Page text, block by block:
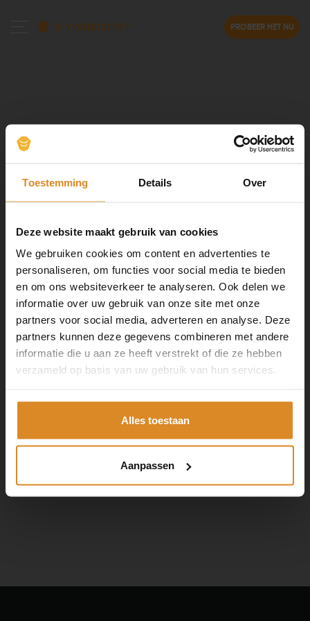
Toestemming Details Over
Deze website maakt gebruik van cookies
We gebruiken cookies om content en advertenties te
personaliseren, om functies voor social media te bieden
en om ons websiteverkeer te analyseren. Ook delen we
informatie over uw gebruik van onze site met onze
partners voor social media, adverteren en analyse. Deze
partners kunnen deze gegevens combineren met andere
informatie die u aan ze heeft verstrekt of die ze hebben
verzameld op basis van uw gebruik van hun services.
Alles toestaan
Aanpassen
PROBEER HET NU